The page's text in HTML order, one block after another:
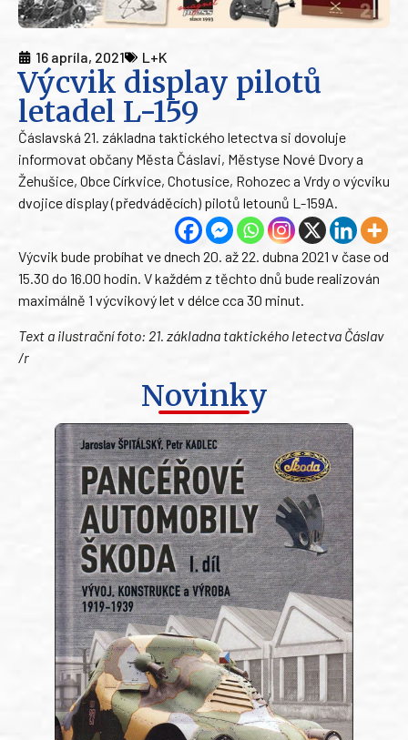
16 apríla, 2021 L+K
Výcvik display pilotů
letadel L-159
Čáslavská 21. základna taktického letectva si dovoluje
informovat občany Města Čáslavi, Městyse Nové Dvory a
Žehušice, Obce Církvice, Chotusice, Rohozec a Vrdy o výcviku
dvojice display (předváděcích) pilotů letounů L-159A.
Výcvik bude probíhat ve dnech 20. až 22. dubna 2021 v čase od
15.30 do 16.00 hodin. V každém z těchto dnů bude realizován
maximálně 1 výcvikový let v délce cca 30 minut.
Text a ilustrační foto: 21. základna taktického letectva Čáslav
/r
Novinky